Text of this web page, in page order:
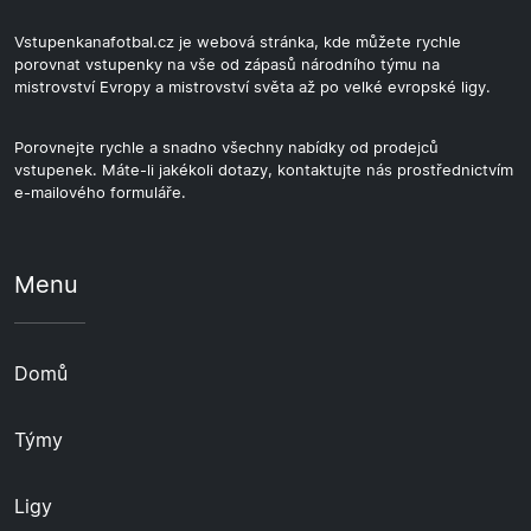
Vstupenkanafotbal.cz je webová stránka, kde můžete rychle
porovnat vstupenky na vše od zápasů národního týmu na
mistrovství Evropy a mistrovství světa až po velké evropské ligy.
Porovnejte rychle a snadno všechny nabídky od prodejců
vstupenek. Máte-li jakékoli dotazy, kontaktujte nás prostřednictvím
e-mailového formuláře.
Menu
Domů
Týmy
Ligy